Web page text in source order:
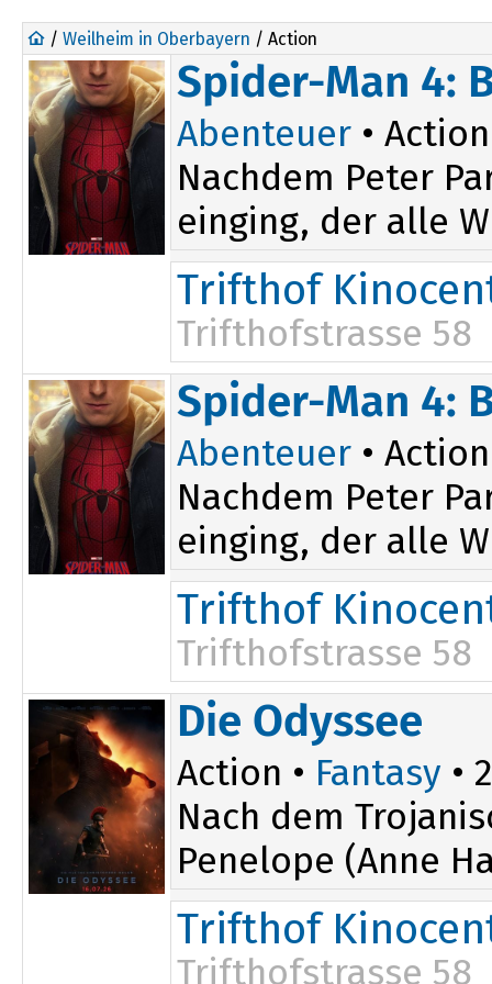
/ Weilheim in Oberbayern / Action
Spider-Man 4:
Abenteuer •
Nachdem Peter
einging, der alle
Trifthof
Trifthofstrasse 58
15:00 20:00
Spider-Man 4:
Abenteuer •
Nachdem Peter
einging, der alle
Trifthof
Trifthofstrasse 58
17:05
20:00
Die Odyssee
Action • Fantasy •
Nach dem
Penelope (Anne
Trifthof
Trifthofstrasse 58